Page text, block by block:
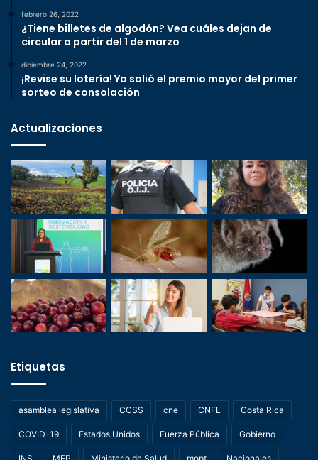
febrero 26, 2022
¿Tiene billetes de algodón? Vea cuáles dejan de
circular a partir del 1 de marzo
diciembre 24, 2022
¡Revise su lotería! Ya salió el premio mayor del primer
sorteo de consolación
Actualizaciones
Etiquetas
asamblea legislativa CCSS cne CNFL Costa Rica
COVID-19 Estados Unidos Fuerza Pública Gobierno